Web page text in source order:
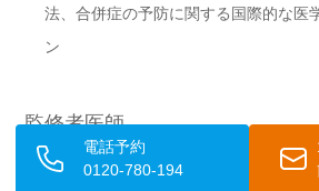
法、合併症の予防に関する国際的な医
ン
監修者医師
高桑 康太 医師
電話予約
0120-780-194